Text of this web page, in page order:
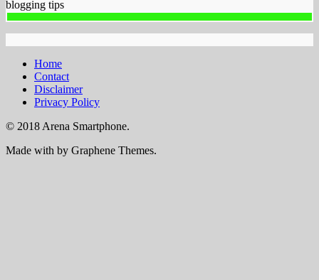
blogging tips
Home
Contact
Disclaimer
Privacy Policy
© 2018 Arena Smartphone.
Made with by Graphene Themes.